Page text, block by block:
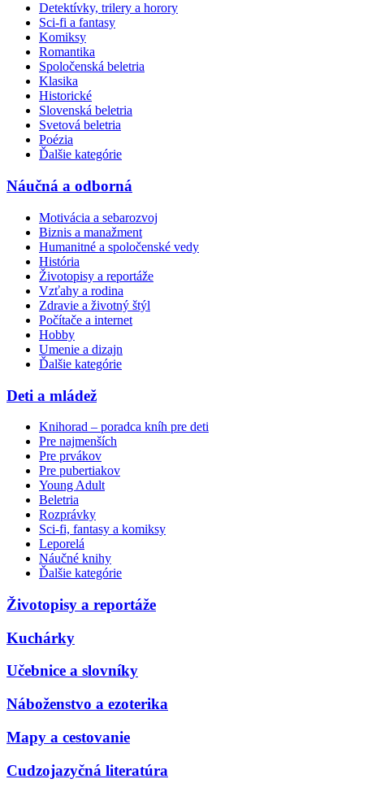
Detektívky, trilery a horory
Sci-fi a fantasy
Komiksy
Romantika
Spoločenská beletria
Klasika
Historické
Slovenská beletria
Svetová beletria
Poézia
Ďalšie kategórie
Náučná a odborná
Motivácia a sebarozvoj
Biznis a manažment
Humanitné a spoločenské vedy
História
Životopisy a reportáže
Vzťahy a rodina
Zdravie a životný štýl
Počítače a internet
Hobby
Umenie a dizajn
Ďalšie kategórie
Deti a mládež
Knihorad – poradca kníh pre deti
Pre najmenších
Pre prvákov
Pre pubertiakov
Young Adult
Beletria
Rozprávky
Sci-fi, fantasy a komiksy
Leporelá
Náučné knihy
Ďalšie kategórie
Životopisy a reportáže
Kuchárky
Učebnice a slovníky
Náboženstvo a ezoterika
Mapy a cestovanie
Cudzojazyčná literatúra